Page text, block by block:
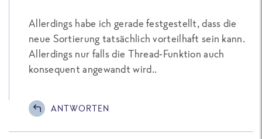
Allerdings habe ich gerade festgestellt, dass die
neue Sortierung tatsächlich vorteilhaft sein kann.
Allerdings nur falls die Thread-Funktion auch
konsequent angewandt wird..
ANTWORTEN